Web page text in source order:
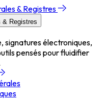
& Registres
& Registres
signatures électroniques,
pensés pour fluidifier